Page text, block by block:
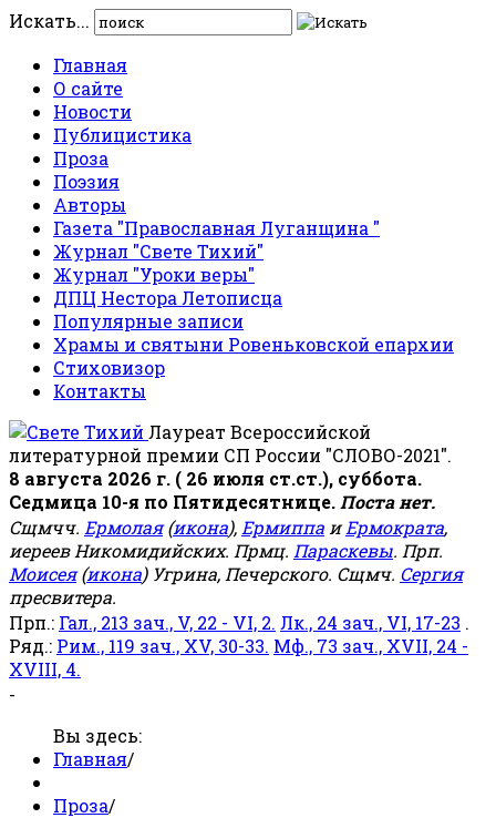
Искать...
Главная
О сайте
Новости
Публицистика
Проза
Поэзия
Авторы
Газета "Православная Луганщина "
Журнал "Свете Тихий"
Журнал "Уроки веры"
ДПЦ Нестора Летописца
Популярные записи
Храмы и святыни Ровеньковской епархии
Стиховизор
Контакты
Лауреат Всероссийской
литературной премии СП России "СЛОВО-2021".
8 августа 2026 г. ( 26 июля ст.ст.), суббота.
Седмица 10-я по Пятидесятнице. Поста нет.
Сщмчч. Ермолая(икона), Ермиппа иЕрмократа,
иереев Никомидийских. Прмц. Параскевы. Прп.
Моисея(икона) Угрина, Печерского. Сщмч. Сергия
пресвитера.
Прп.: Гал., 213 зач., V, 22 - VI, 2. Лк., 24 зач., VI, 17-23 .
Ряд.: Рим., 119 зач., XV, 30-33. Мф., 73 зач., XVII, 24 -
XVIII, 4.
-
Вы здесь:
Главная/
Проза/